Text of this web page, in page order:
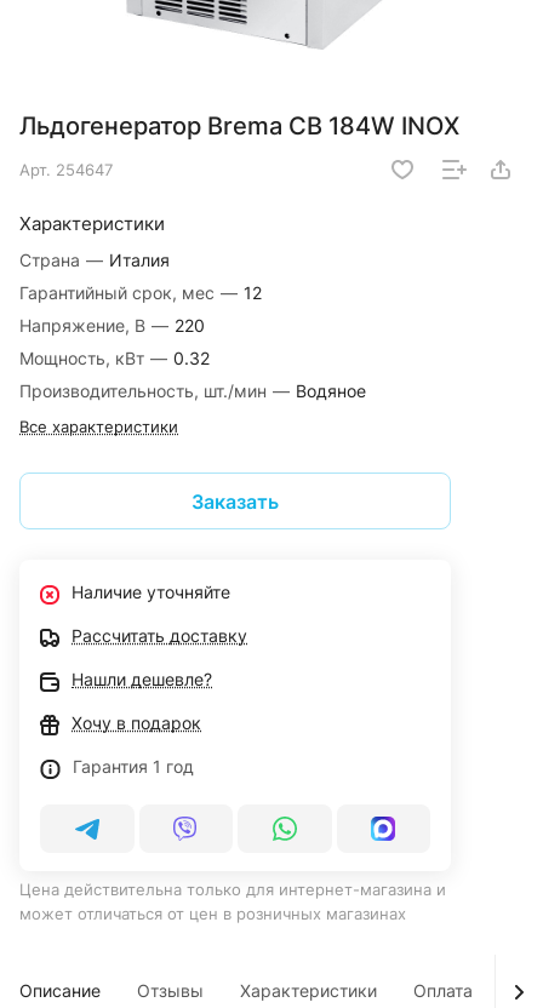
Льдогенератор Brema CB 184W INOX
Арт. 254647
Характеристики
Страна — Италия
Гарантийный срок, мес — 12
Напряжение, В — 220
Мощность, кВт — 0.32
Производительность, шт./мин — Водяное
Все характеристики
Заказать
Наличие уточняйте
Рассчитать доставку
Нашли дешевле?
Хочу в подарок
Гарантия 1 год
Цена действительна только для интернет-магазина и
может отличаться от цен в розничных магазинах
Описание Отзывы Характеристики Оплата